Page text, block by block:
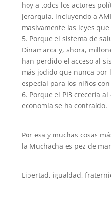
hoy a todos los actores
jerarquía, incluyendo a
masivamente las leyes
5. Porque el sistema de
Dinamarca y, ahora,
han perdido el acceso al
más jodido que nunca por
especial para los niños con
6. Porque el PIB crecería al
economía se ha contraído.
Por esa y muchas cosas
la Muchacha es pez de
Libertad, igualdad,